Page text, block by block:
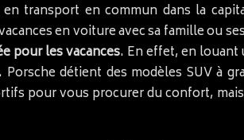
transport en commun dans la
en voiture avec sa famille ou
pour les vacances. En effet, en louant
détient des modèles SUV à
pour vous procurer du confort,